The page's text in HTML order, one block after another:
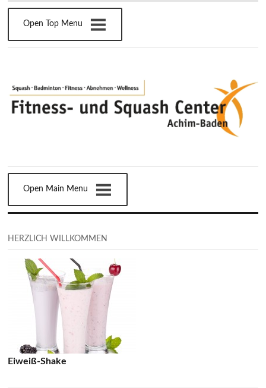
Open Top Menu
Open Main Menu
HERZLICH WILLKOMMEN
Eiweiß-Shake